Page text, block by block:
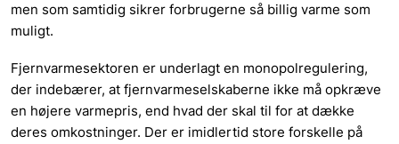
men som samtidig sikrer forbrugerne så billig varme som
muligt.
Fjernvarmesektoren er underlagt en monopolregulering,
der indebærer, at fjernvarmeselskaberne ikke må opkræve
en højere varmepris, end hvad der skal til for at dække
deres omkostninger. Der er imidlertid store forskelle på